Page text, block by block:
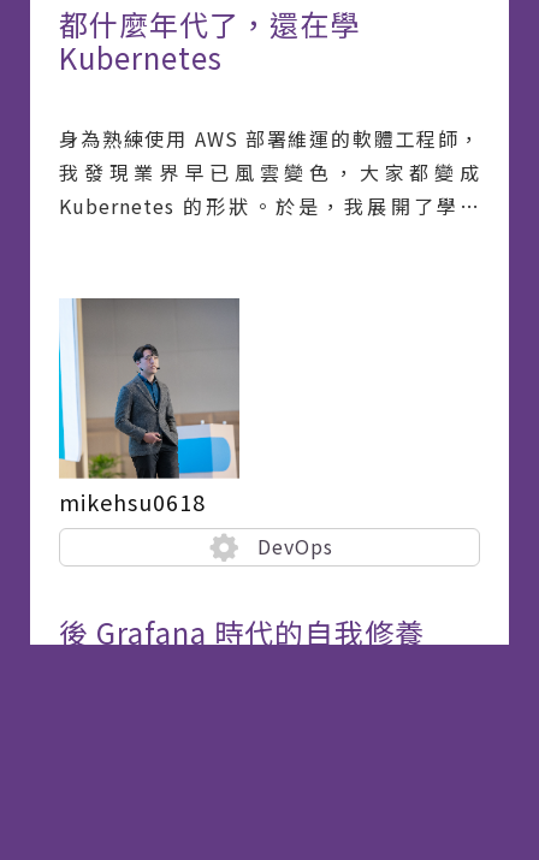
都什麼年代了，還在學
Kubernetes
身為熟練使用 AWS 部署維運的軟體工程師，
我發現業界早已風雲變色，大家都變成
Kubernetes 的形狀。於是，我展開了學習
實務操作來理解 Kubernetes 中的各種概念和
不同。 在接下來的三十天挑戰中，我將帶領大
家一起，以 Kubernetes 初學者和 AWS 使用
者的角度，探討 Kubernetes 的基本概念，進
行手把手的練習。
mikehsu0618
DevOps
後 Grafana 時代的自我修養